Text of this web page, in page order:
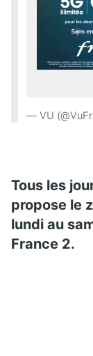
— VU
Tous les
propose le
lundi au
France 2.